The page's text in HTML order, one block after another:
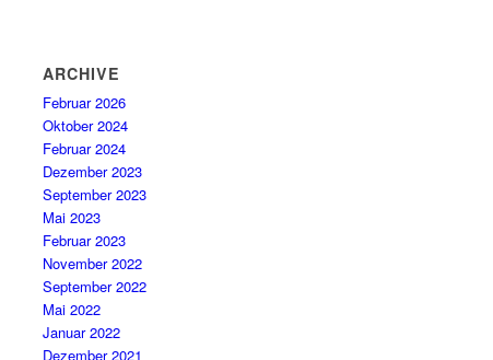
ARCHIVE
Februar 2026
Oktober 2024
Februar 2024
Dezember 2023
September 2023
Mai 2023
Februar 2023
November 2022
September 2022
Mai 2022
Januar 2022
Dezember 2021